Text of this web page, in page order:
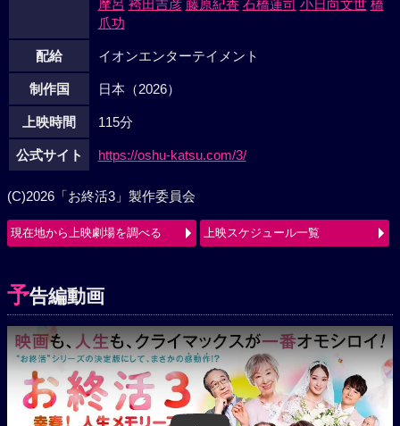
摩呂 袴田吉彦 藤原紀香 石橋蓮司 小日向文世 橋
爪功
配給 イオンエンターテイメント
制作国 日本（2026）
上映時間 115分
公式サイト https://oshu-katsu.com/3/
(C)2026「お終活3」製作委員会
現在地から上映劇場を調べる 上映スケジュール一覧
予告編動画